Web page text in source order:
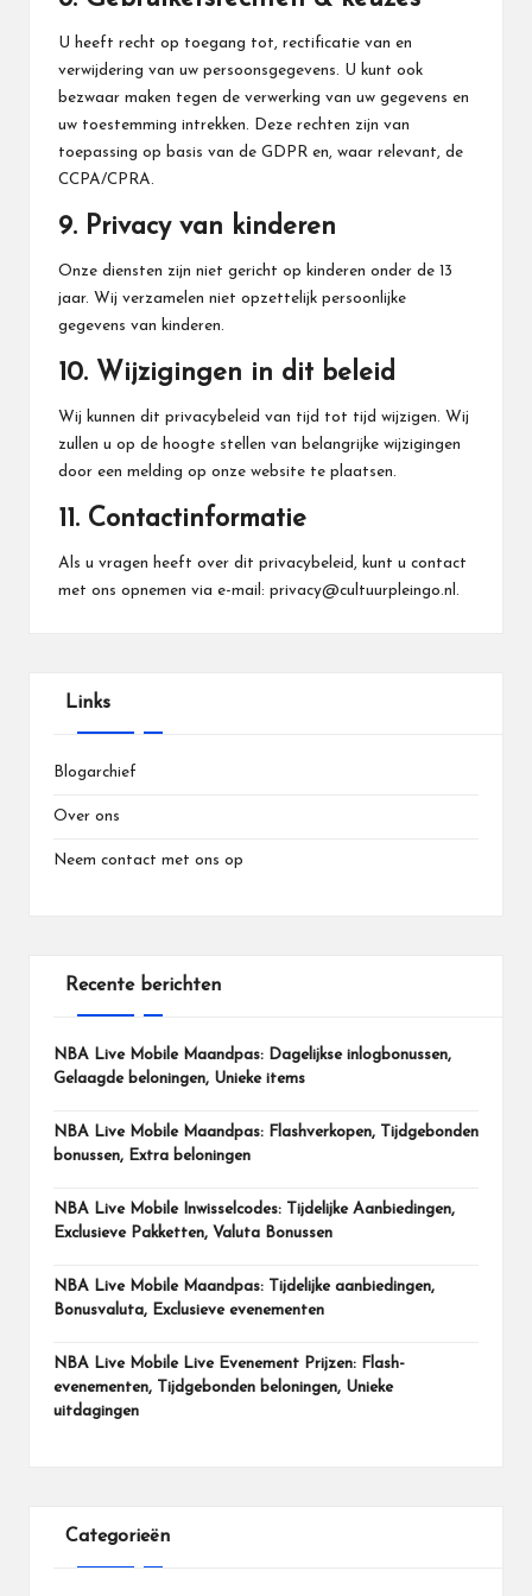
U heeft recht op toegang tot, rectificatie van en
verwijdering van uw persoonsgegevens. U kunt ook
bezwaar maken tegen de verwerking van uw gegevens en
uw toestemming intrekken. Deze rechten zijn van
toepassing op basis van de GDPR en, waar relevant, de
CCPA/CPRA.
9. Privacy van kinderen
Onze diensten zijn niet gericht op kinderen onder de 13
jaar. Wij verzamelen niet opzettelijk persoonlijke
gegevens van kinderen.
10. Wijzigingen in dit beleid
Wij kunnen dit privacybeleid van tijd tot tijd wijzigen. Wij
zullen u op de hoogte stellen van belangrijke wijzigingen
door een melding op onze website te plaatsen.
11. Contactinformatie
Als u vragen heeft over dit privacybeleid, kunt u contact
met ons opnemen via e-mail: privacy@cultuurpleingo.nl
Links
Blogarchief
Over ons
Neem contact met ons op
Recente berichten
NBA Live Mobile Maandpas: Dagelijkse inlogbonussen,
Gelaagde beloningen, Unieke items
NBA Live Mobile Maandpas: Flashverkopen, Tijdgebonden
bonussen, Extra beloningen
NBA Live Mobile Inwisselcodes: Tijdelijke Aanbiedingen,
Exclusieve Pakketten, Valuta Bonussen
NBA Live Mobile Maandpas: Tijdelijke aanbiedingen,
Bonusvaluta, Exclusieve evenementen
NBA Live Mobile Live Evenement Prijzen: Flash-
evenementen, Tijdgebonden beloningen, Unieke
uitdagingen
Categorieën